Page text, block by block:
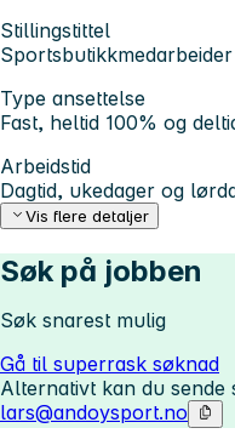
Stillingstittel
Sportsbutikkmedarbeider
Type ansettelse
Fast, heltid 100% og
Arbeidstid
Dagtid, ukedager og
Vis flere detaljer
Søk på jobben
Søk snarest mulig
Gå til superrask søknad
Alternativt kan du sende
lars@andoysport.no